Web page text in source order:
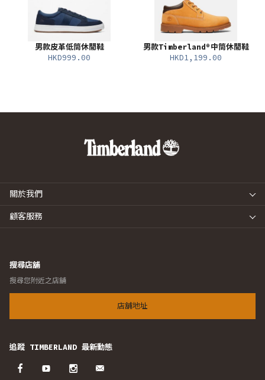
男款皮革低筒休閒鞋
HKD999.00
男款Timberland®中筒休閒鞋
HKD1,199.00
關於我們
顧客服務
搜尋店舖
搜尋您附近之店舖
店舖地址
追蹤 TIMBERLAND 最新動態